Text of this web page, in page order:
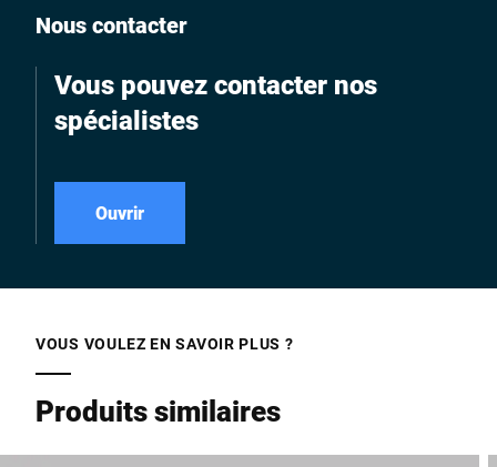
Nous contacter
Vous pouvez contacter nos
spécialistes
Ouvrir
VOUS VOULEZ EN SAVOIR PLUS ?
Produits similaires